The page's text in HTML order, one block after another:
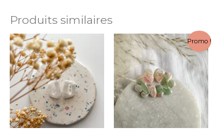
Produits similaires
produit
plusieurs
variations.
Les
options
peuvent
Promo !
Le
prix
initial
était :
CHF 30.00.
Le
prix
actuel
est :
CHF
Ce
a
Les